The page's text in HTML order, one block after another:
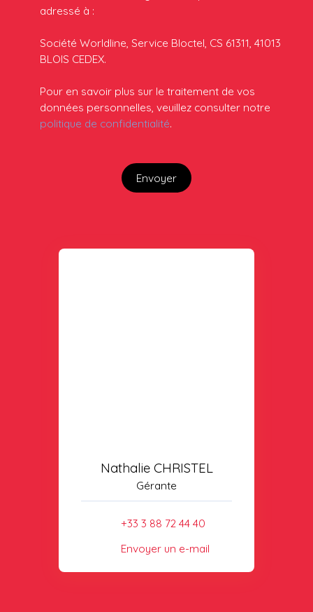
adressé à :
Société Worldline, Service Bloctel, CS 61311, 41013
BLOIS CEDEX.
Pour en savoir plus sur le traitement de vos
données personnelles, veuillez consulter notre
politique de confidentialité
Nathalie CHRISTEL
Gérante
+33 3 88 72 44 40